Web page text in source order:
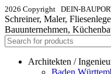
2026 Copyright DEIN-
Schreiner, Maler,
Bauunternehmen,
Architekten /
Baden